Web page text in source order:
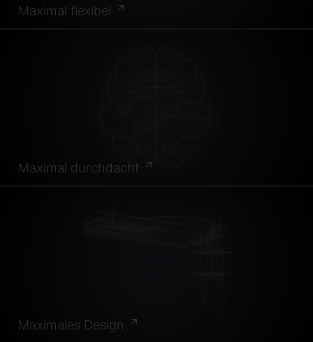
Maximal flexibel
Maximal durchdacht
Maximales Design